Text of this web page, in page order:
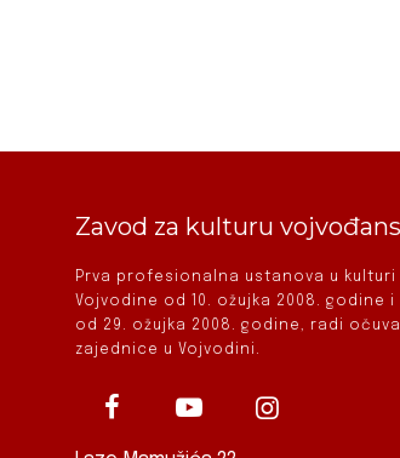
Zavod za kulturu
Prva profesionalna ustanova u kulturi
Vojvodine od 10. ožujka 2008.
od 29. ožujka 2008. godine, radi
zajednice u Vojvodini.